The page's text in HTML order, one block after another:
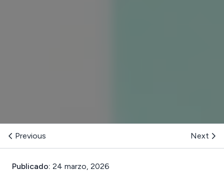
Previous Next
Publicado: 24 marzo, 2026